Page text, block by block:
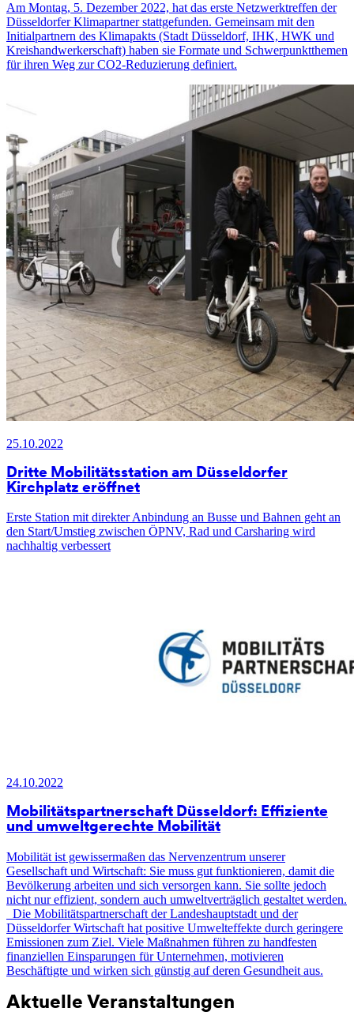
Am Montag, 5. Dezember 2022, hat das erste Netzwerktreffen der
Düsseldorfer Klimapartner stattgefunden. Gemeinsam mit den
Initialpartnern des Klimapakts (Stadt Düsseldorf, IHK, HWK und
Kreishandwerkerschaft) haben sie Formate und Schwerpunktthemen
für ihren Weg zur CO2-Reduzierung definiert.
25.10.2022
Dritte Mobilitätsstation am Düsseldorfer
Kirchplatz eröffnet
Erste Station mit direkter Anbindung an Busse und Bahnen geht an
den Start/Umstieg zwischen ÖPNV, Rad und Carsharing wird
nachhaltig verbessert
24.10.2022
Mobilitätspartnerschaft Düsseldorf: Effiziente
und umweltgerechte Mobilität
Mobilität ist gewissermaßen das Nervenzentrum unserer
Gesellschaft und Wirtschaft: Sie muss gut funktionieren, damit die
Bevölkerung arbeiten und sich versorgen kann. Sie sollte jedoch
nicht nur effizient, sondern auch umweltverträglich gestaltet werden.
Die Mobilitätspartnerschaft der Landeshauptstadt und der
Düsseldorfer Wirtschaft hat positive Umwelteffekte durch geringere
Emissionen zum Ziel. Viele Maßnahmen führen zu handfesten
finanziellen Einsparungen für Unternehmen, motivieren
Beschäftigte und wirken sich günstig auf deren Gesundheit aus.
Aktuelle Veranstaltungen